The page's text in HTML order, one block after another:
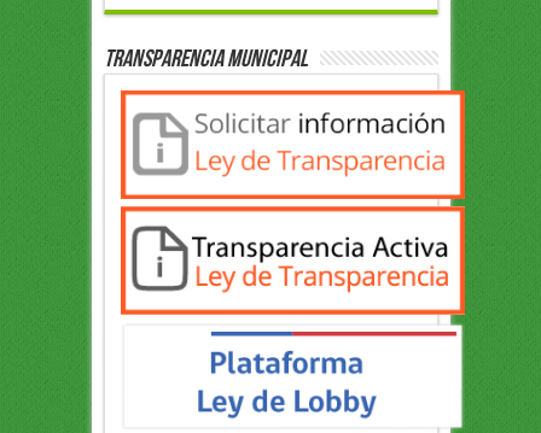
Transparencia Municipal